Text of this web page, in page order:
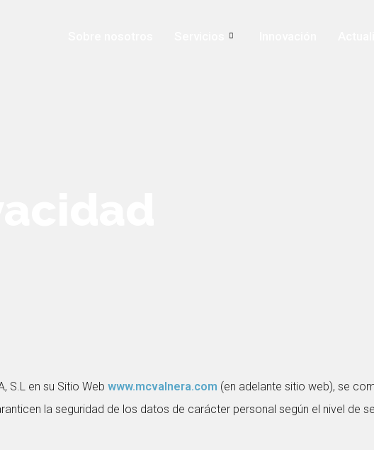
S.L en su Sitio Web www.mcvalnera.com (en adelante sitio web), se
la seguridad de los datos de carácter personal según el nivel de